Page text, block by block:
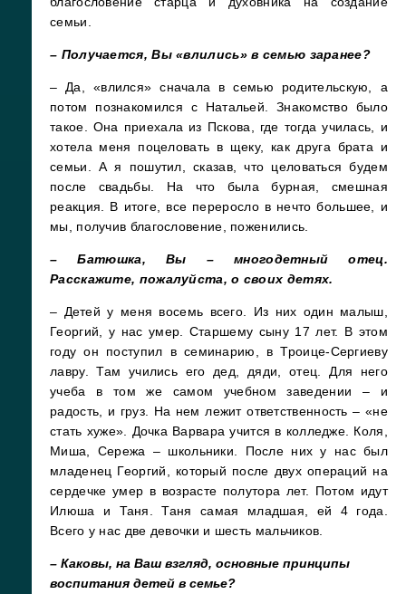
семьи.
– Получается, Вы «влились» в семью заранее?
– Да, «влился» сначала в семью родительскую, а
потом познакомился с Натальей. Знакомство было
такое. Она приехала из Пскова, где тогда училась, и
хотела меня поцеловать в щеку, как друга брата и
семьи. А я пошутил, сказав, что целоваться будем
после свадьбы. На что была бурная, смешная
реакция. В итоге, все переросло в нечто большее, и
мы, получив благословение, поженились.
– Батюшка, Вы – многодетный отец.
Расскажите, пожалуйста, о своих детях.
– Детей у меня восемь всего. Из них один малыш,
Георгий, у нас умер. Старшему сыну 17 лет. В этом
году он поступил в семинарию, в Троице-Сергиеву
лавру. Там учились его дед, дяди, отец. Для него
учеба в том же самом учебном заведении – и
радость, и груз. На нем лежит ответственность – «не
стать хуже». Дочка Варвара учится в колледже. Коля,
Миша, Сережа – школьники. После них у нас был
младенец Георгий, который после двух операций на
сердечке умер в возрасте полутора лет. Потом идут
Илюша и Таня. Таня самая младшая, ей 4 года.
Всего у нас две девочки и шесть мальчиков.
– Каковы, на Ваш взгляд, основные принципы
воспитания детей в семье?